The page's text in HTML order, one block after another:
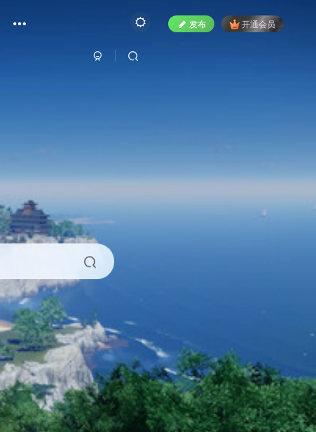
发布 开通会员